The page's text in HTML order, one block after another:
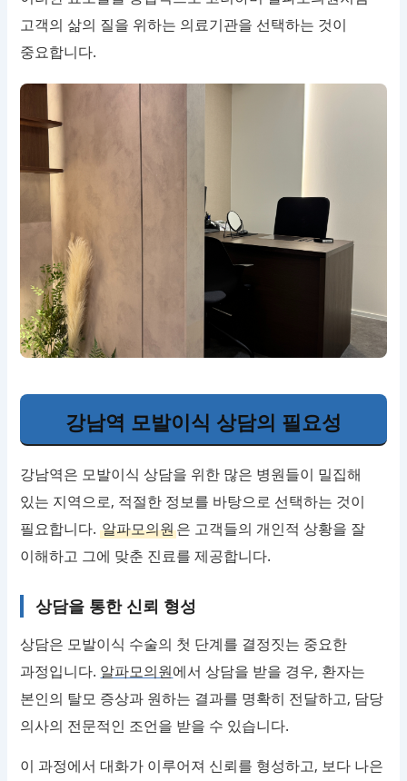
고객의 삶의 질을 위하는 의료기관을 선택하는 것이
중요합니다.
강남역 모발이식 상담의 필요성
강남역은 모발이식 상담을 위한 많은 병원들이 밀집해
있는 지역으로, 적절한 정보를 바탕으로 선택하는 것이
필요합니다.알파모의원은 고객들의 개인적 상황을 잘
이해하고 그에 맞춘 진료를 제공합니다.
상담을 통한 신뢰 형성
상담은 모발이식 수술의 첫 단계를 결정짓는 중요한
과정입니다. 알파모의원에서 상담을 받을 경우, 환자는
본인의 탈모 증상과 원하는 결과를 명확히 전달하고, 담당
의사의 전문적인 조언을 받을 수 있습니다.
이 과정에서 대화가 이루어져 신뢰를 형성하고, 보다 나은